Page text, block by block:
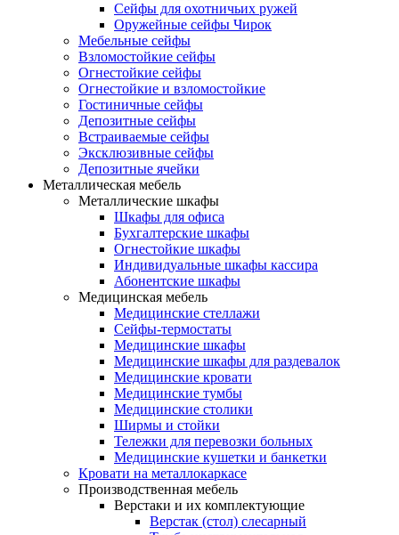
Сейфы для охотничьих ружей
Оружейные сейфы Чирок
Мебельные сейфы
Взломостойкие сейфы
Огнестойкие сейфы
Огнестойкие и взломостойкие
Гостиничные сейфы
Депозитные сейфы
Встраиваемые сейфы
Эксклюзивные сейфы
Депозитные ячейки
Металлическая мебель
Металлические шкафы
Шкафы для офиса
Бухгалтерские шкафы
Огнестойкие шкафы
Индивидуальные шкафы кассира
Абонентские шкафы
Медицинская мебель
Медицинские стеллажи
Сейфы-термостаты
Медицинские шкафы
Медицинские шкафы для раздевалок
Медицинские кровати
Медицинские тумбы
Медицинские столики
Ширмы и стойки
Тележки для перевозки больных
Медицинские кушетки и банкетки
Кровати на металлокаркасе
Производственная мебель
Верстаки и их комплектующие
Верстак (стол) слесарный